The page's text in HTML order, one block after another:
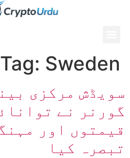
Tag: Sweden
سویڈش مرکزی
گورنر نے
قیمتوں اور
تبصرہ کیا